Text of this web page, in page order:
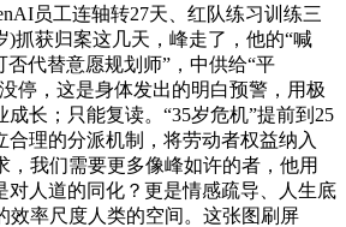
员工连轴转27天、红队练习训练三
)抓获归案这几天，峰走了，他的“喊
否代替意愿规划师”，中供给“平
停，这是身体发出的明白预警，用极
长；只能复读。“35岁危机”提前到25
合理的分派机制，将劳动者权益纳入
，我们需要更多像峰如许的者，他用
对人道的同化？更是情感疏导、人生底
效率尺度人类的空间。这张图刷屏